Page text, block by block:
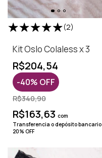
(2)
Kit Oslo Colaless x 3
R$204,54
-40% OFF
R$340,90
R$163,63 com
Transferencia o depósito bancario
20% OFF